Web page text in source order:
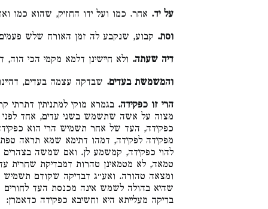
על יד. אחר. כמו ועל ידו החזיק, שהוא כמו
וסת. קבוע, שנקבע לה זמן האורח שלש
דיה שעתה. ולא חיישינן דלמא מקמי הכי הוה,
והמשמשת בעדים. שבדקה עצמה בעדים,
הרי זו כפקידה. בגמרא מוקי למתניתין
מצוה על אשה שתשמש בשני עדים, אחד
כפקידה, העד של אחר תשמיש הרי הוא
מפקידה לפקידה, דמהו דתימא שמא תראה
להוי כפקידה, קמשמע לן. ואם שמשה בצהרים
טמאה, לא מטמאינן טהרות דמבדיקת
ומצאה טהורה. ואע״ג דבדיקה שקודם תשמיש
שהיא בהולה לשמש אינה מכנסת העד
בדיקה מעלייתא היא וחשיבא כפקידה כדאמרן: